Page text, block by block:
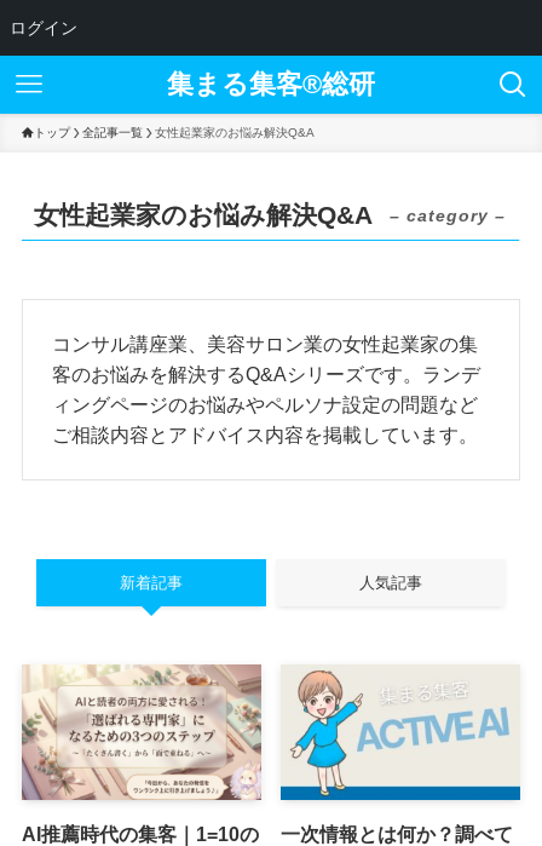
ログイン
集まる集客®︎総研
トップ 全記事一覧 女性起業家のお悩み解決Q&A
女性起業家のお悩み解決Q&A – category –
コンサル講座業、美容サロン業の女性起業家の集
客のお悩みを解決するQ&Aシリーズです。ランデ
ィングページのお悩みやペルソナ設定の問題など
ご相談内容とアドバイス内容を掲載しています。
新着記事 人気記事
AI推薦時代の集客｜1=10の
一次情報とは何か？調べて